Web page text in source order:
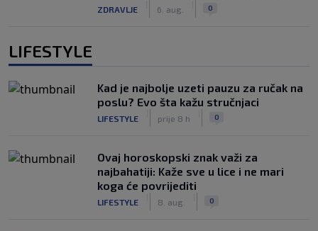
ZDRAVLJE 6. aug. 0
LIFESTYLE
Kad je najbolje uzeti pauzu za ručak na
poslu? Evo šta kažu stručnjaci
LIFESTYLE prije 8 h 0
Ovaj horoskopski znak važi za
najbahatiji: Kaže sve u lice i ne mari
koga će povrijediti
LIFESTYLE 8. aug. 0